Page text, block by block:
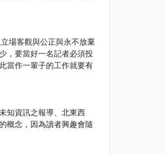
場客觀與公正與永不放棄
，要當好一名記者必須投
當作一輩子的工作就要有
知資訊之報導、北東西
概念，因為讀者興趣會隨